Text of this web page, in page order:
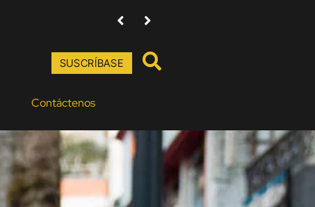
427 agrupaciones de todo el país respondieron
SUSCRÍBASE
Contáctenos